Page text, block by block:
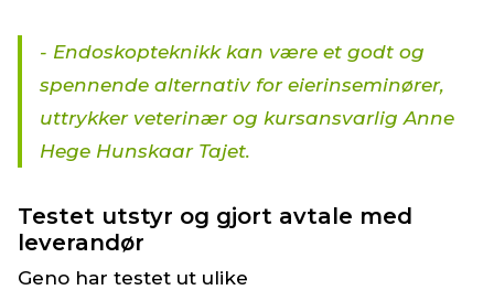
- Endoskopteknikk kan være et godt og
spennende alternativ for eierinseminører,
uttrykker veterinær og kursansvarlig Anne
Hege Hunskaar Tajet.
Testet utstyr og gjort avtale med
leverandør
Geno har testet ut ulike